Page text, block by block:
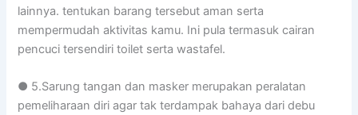
lainnya. tentukan barang tersebut aman serta
mempermudah aktivitas kamu. Ini pula termasuk cairan
pencuci tersendiri toilet serta wastafel.
● 5.Sarung tangan dan masker merupakan peralatan
pemeliharaan diri agar tak terdampak bahaya dari debu